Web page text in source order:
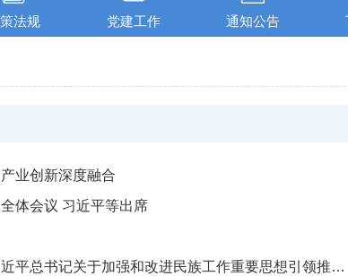
法规 党建工作 通知公告
业创新深度融合
体会议 习近平等出席
平总书记关于加强和改进民族工作重要思想引领推…